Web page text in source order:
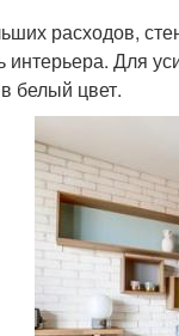
расходов,
интерьера. Для
белый цвет.